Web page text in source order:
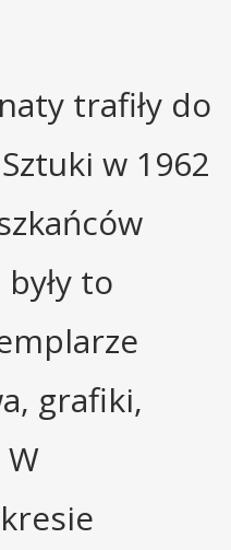
trafiły do
w 1962
to
grafiki,